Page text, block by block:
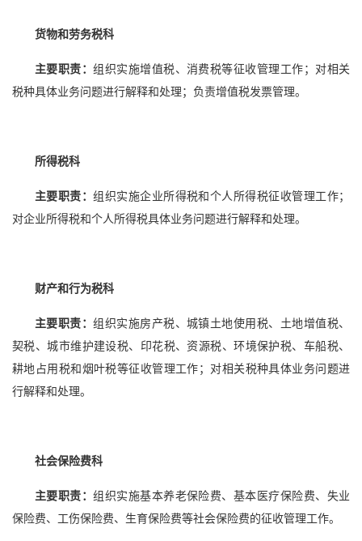
货物和劳务税科
主要职责：组织实施增值税、消费税等征收管理工作；对相关
税种具体业务问题进行解释和处理；负责增值税发票管理。
所得税科
主要职责：组织实施企业所得税和个人所得税征收管理工作；
对企业所得税和个人所得税具体业务问题进行解释和处理。
财产和行为税科
主要职责：组织实施房产税、城镇土地使用税、土地增值税、
契税、城市维护建设税、印花税、资源税、环境保护税、车船税、
耕地占用税和烟叶税等征收管理工作；对相关税种具体业务问题进
行解释和处理。
社会保险费科
主要职责：组织实施基本养老保险费、基本医疗保险费、失业
保险费、工伤保险费、生育保险费等社会保险费的征收管理工作。